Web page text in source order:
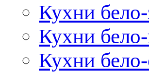
Кухни
Кухни
Кухни